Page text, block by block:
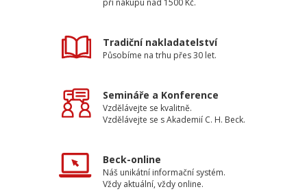
při nákupu nad 1500 Kč.
Tradiční nakladatelství
Působíme na trhu přes 30 let.
Semináře a Konference
Vzdělávejte se kvalitně.
Vzdělávejte se s Akademií C. H. Beck.
Beck-online
Náš unikátní informační systém.
Vždy aktuální, vždy online.